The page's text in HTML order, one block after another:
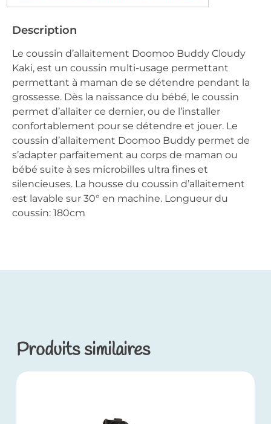
Description
Le coussin d’allaitement Doomoo Buddy Cloudy
Kaki, est un coussin multi-usage permettant
permettant à maman de se détendre pendant la
grossesse. Dès la naissance du bébé, le coussin
permet d’allaiter ce dernier, ou de l’installer
confortablement pour se détendre et jouer. Le
coussin d’allaitement Doomoo Buddy permet de
s’adapter parfaitement au corps de maman ou
bébé suite à ses microbilles ultra fines et
silencieuses. La housse du coussin d’allaitement
est lavable sur 30° en machine. Longueur du
coussin: 180cm
Produits similaires